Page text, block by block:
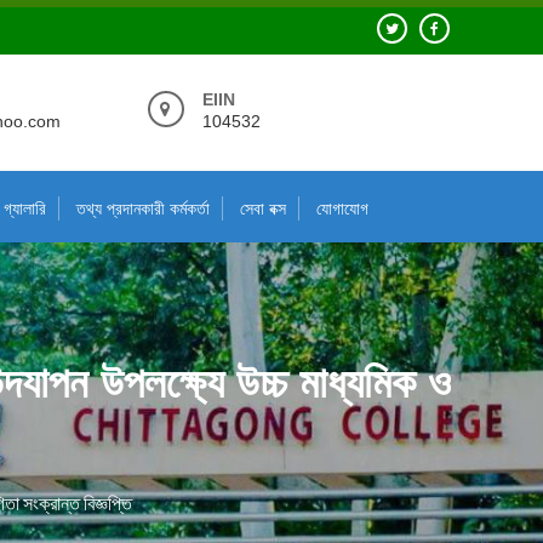
EIIN
104532
গ্যালারি তথ্য প্রদানকারী কর্মকর্তা সেবা বক্স যোগাযোগ
উপলক্ষ্যে উচ্চ মাধ্যমিক ও
সংক্রান্ত বিজ্ঞপ্তি